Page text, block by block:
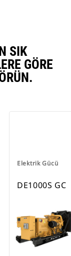
SIK
GÖRE
Elektrik Gücü
DE1000S GC